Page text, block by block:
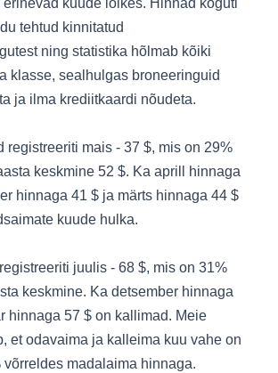
tehtud kinnitatud
ning statistika hõlmab kõiki
klasse, sealhulgas broneeringuid
ja ilma krediitkaardi nõudeta.
registreeriti mais - 37 $, mis on 29%
keskmine 52 $. Ka aprill hinnaga
hinnaga 41 $ ja märts hinnaga 44 $
kuude hulka.
juulis - 68 $, mis on 31%
keskmine. Ka detsember hinnaga
hinnaga 57 $ on kallimad. Meie
et odavaima ja kalleima kuu vahe on
võrreldes madalaima hinnaga.